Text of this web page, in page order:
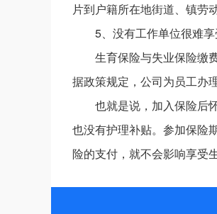
片到户籍所在地街道、镇劳
5、没有工作单位很难享
生育保险与失业保险缴
据政策规定，公司为员工办
也就是说，加入保险后
也没有护理补贴。参加保险
险的支付，就不会影响享受